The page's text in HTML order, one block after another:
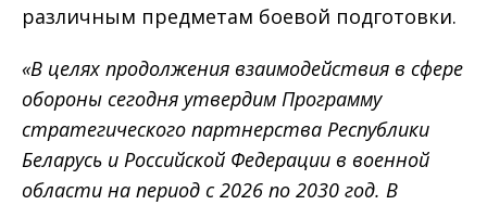
различным предметам боевой подготовки.
«В целях продолжения взаимодействия в сфере
обороны сегодня утвердим Программу
стратегического партнерства Республики
Беларусь и Российской Федерации в военной
области на период с 2026 по 2030 год. В